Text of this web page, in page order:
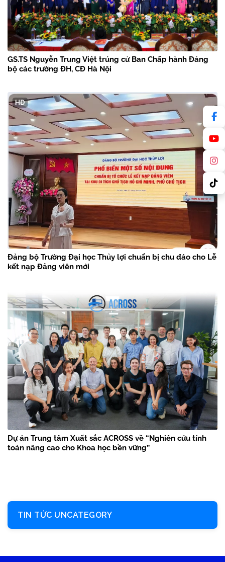
GS.TS Nguyễn Trung Việt trúng cử Ban Chấp hành Đảng
bộ các trường ĐH, CĐ Hà Nội
Đảng bộ Trường Đại học Thủy lợi chuẩn bị chu đáo cho Lễ
kết nạp Đảng viên mới
Dự án Trung tâm Xuất sắc ACROSS về “Nghiên cứu tính
toán nâng cao cho Khoa học bền vững”
TIN TỨC UNCATEGORY